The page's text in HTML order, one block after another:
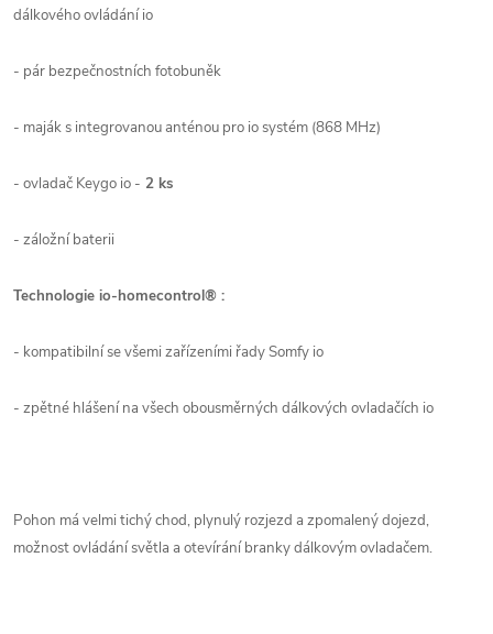
dálkového ovládání io
- pár bezpečnostních fotobuněk
- maják s integrovanou anténou pro io systém (868 MHz)
- ovladač Keygo io - 2 ks
- záložní baterii
Technologie io-homecontrol® :
- kompatibilní se všemi zařízeními řady Somfy io
- zpětné hlášení na všech obousměrných dálkových ovladačích io
Pohon má velmi tichý chod, plynulý rozjezd a zpomalený dojezd,
možnost ovládání světla a otevírání branky dálkovým ovladačem.